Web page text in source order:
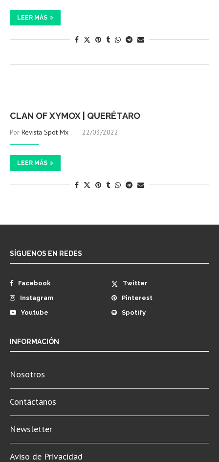
LEER MÁS
CLAN OF XYMOX | QUERÉTARO
Por Revista Spot Mx 22/03/2022
LEER MÁS
SÍGUENOS EN REDES
Facebook
Twitter
Instagram
Pinterest
Youtube
Spotify
INFORMACIÓN
Nosotros
Contáctanos
Newsletter
Aviso de Privacidad